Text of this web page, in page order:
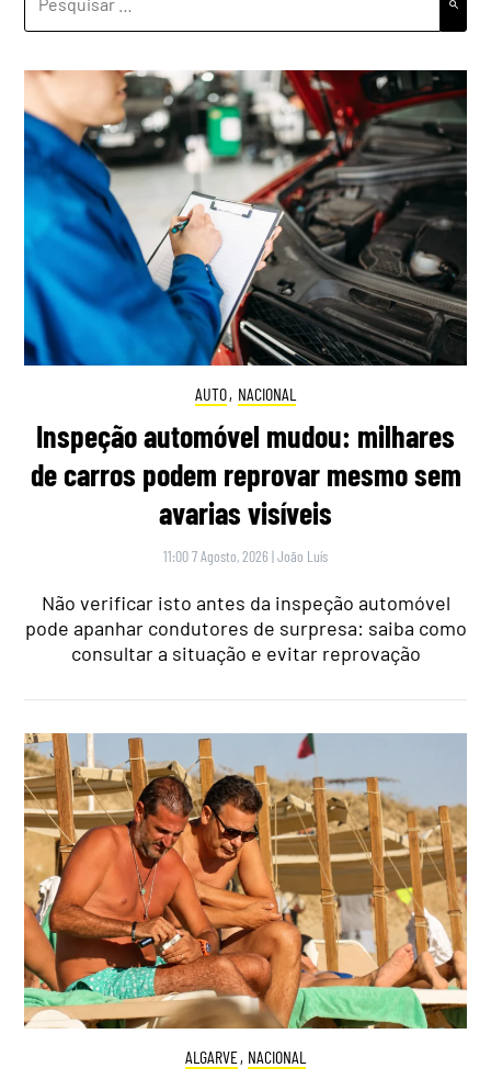
AUTO, NACIONAL
Inspeção automóvel mudou: milhares
de carros podem reprovar mesmo sem
avarias visíveis
11:00 7 Agosto, 2026 |João Luís
Não verificar isto antes da inspeção automóvel
pode apanhar condutores de surpresa: saiba como
consultar a situação e evitar reprovação
ALGARVE, NACIONAL